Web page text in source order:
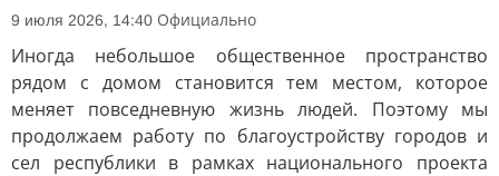
9 июля 2026, 14:40 Официально
Иногда небольшое общественное пространство
рядом с домом становится тем местом, которое
меняет повседневную жизнь людей. Поэтому мы
продолжаем работу по благоустройству городов и
сел республики в рамках национального проекта